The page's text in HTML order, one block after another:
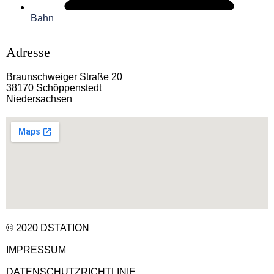
Bahn
Adresse
Braunschweiger Straße 20
38170 Schöppenstedt
Niedersachsen
© 2020 DSTATION
IMPRESSUM
DATENSCHUTZRICHTLINIE